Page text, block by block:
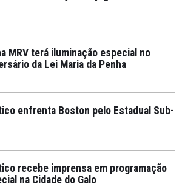
MRV terá iluminação especial no
da Lei Maria da Penha
enfrenta Boston pelo Estadual Sub-
recebe imprensa em programação
na Cidade do Galo